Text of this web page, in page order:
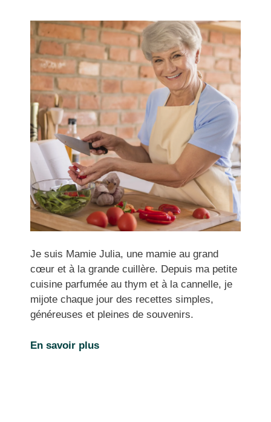
Je suis Mamie Julia, une mamie au grand
cœur et à la grande cuillère. Depuis ma petite
cuisine parfumée au thym et à la cannelle, je
mijote chaque jour des recettes simples,
généreuses et pleines de souvenirs.
En savoir plus